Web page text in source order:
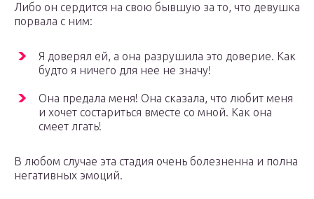
Либо он сердится на свою бывшую за то, что девушка
порвала с ним:
Я доверял ей, а она разрушила это доверие. Как
будто я ничего для нее не значу!
Она предала меня! Она сказала, что любит меня
и хочет состариться вместе со мной. Как она
смеет лгать!
В любом случае эта стадия очень болезненна и полна
негативных эмоций.